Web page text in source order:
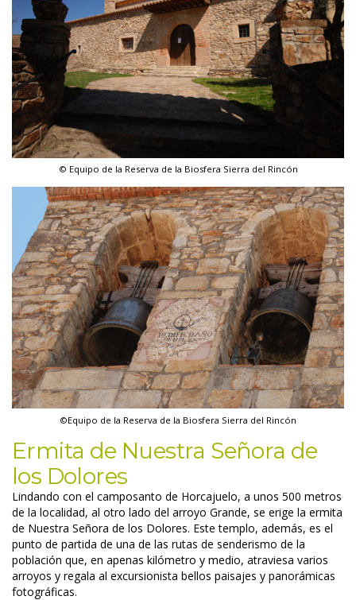
© Equipo de la Reserva de la Biosfera Sierra del Rincón
©Equipo de la Reserva de la Biosfera Sierra del Rincón
Ermita de Nuestra Señora de
los Dolore
Lindando con el camposanto de Horcajuelo, a unos 500 metros
de la localidad, al otro lado del arroyo Grande, se erige la ermita
de Nuestra Señora de los Dolores. Este templo, además, es el
punto de partida de una de las rutas de senderismo de la
población que, en apenas kilómetro y medio, atraviesa varios
arroyos y regala al excursionista bellos paisajes y panorámicas
fotográficas.